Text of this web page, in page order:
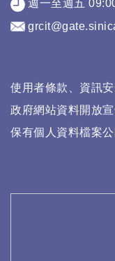
週一至週五
使用者條款、資訊
政府網站資料開放
保有個人資料檔案